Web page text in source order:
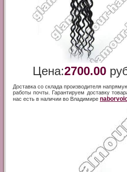
Цена:2700.00
Доставка со склада производителя
работы почты. Гарантируем доставку
нас есть в наличии во Владимире